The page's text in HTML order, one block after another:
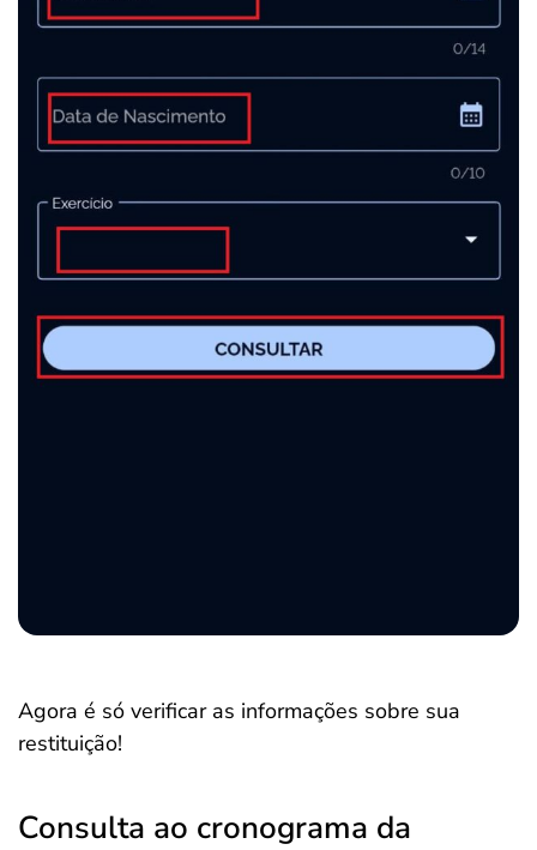
Agora é só verificar as informações sobre sua
restituição!
Consulta ao cronograma da